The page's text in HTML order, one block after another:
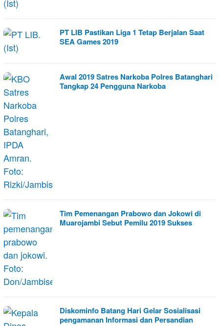
PT LIB Pastikan Liga 1 Tetap Berjalan Saat
SEA Games 2019
Awal 2019 Satres Narkoba Polres Batanghari
Tangkap 24 Pengguna Narkoba
Tim Pemenangan Prabowo dan Jokowi di
Muarojambi Sebut Pemilu 2019 Sukses
Diskominfo Batang Hari Gelar Sosialisasi
pengamanan Informasi dan Persandian